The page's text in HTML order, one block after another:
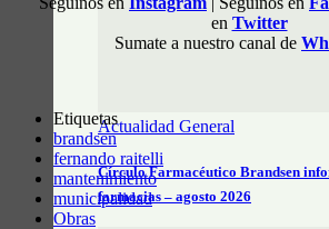
Actualidad General
Círculo Farmacéutico Brandsen
farmacias – agosto 2026
en Twitter
Sumate a nuestro canal de
Etiquetas
brandsen
fernando raitelli
mantenimiento
municipalidad
Obras